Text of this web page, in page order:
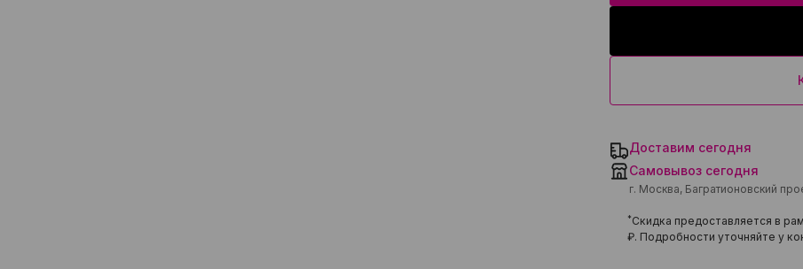
Доставим сегодня
Самовывоз сегодня
г. Москва, Багратионовский
*Скидка предоставляется в
₽. Подробности уточняйте у